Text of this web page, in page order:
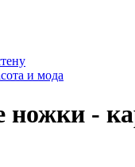
и мода
-